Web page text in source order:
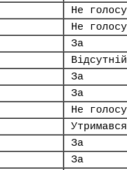
Не
Не
За
Відсутній
За
За
Не
Утримався
За
За